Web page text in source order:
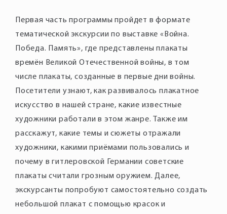
Первая часть программы пройдет в формате
тематической экскурсии по выставке «Война.
Победа. Память», где представлены плакаты
времён Великой Отечественной войны, в том
числе плакаты, созданные в первые дни войны.
Посетители узнают, как развивалось плакатное
искусство в нашей стране, какие известные
художники работали в этом жанре. Также им
расскажут, какие темы и сюжеты отражали
художники, какими приёмами пользовались и
почему в гитлеровской Германии советские
плакаты считали грозным оружием. Далее,
экскурсанты попробуют самостоятельно создать
небольшой плакат с помощью красок и